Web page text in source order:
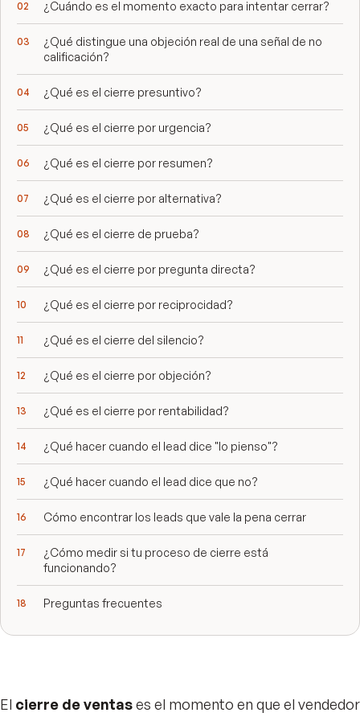
¿Cuándo es el momento exacto para intentar cerrar?
¿Qué distingue una objeción real de una señal de no
calificación?
¿Qué es el cierre presuntivo?
¿Qué es el cierre por urgencia?
¿Qué es el cierre por resumen?
¿Qué es el cierre por alternativa?
¿Qué es el cierre de prueba?
¿Qué es el cierre por pregunta directa?
¿Qué es el cierre por reciprocidad?
¿Qué es el cierre del silencio?
¿Qué es el cierre por objeción?
¿Qué es el cierre por rentabilidad?
¿Qué hacer cuando el lead dice "lo pienso"?
¿Qué hacer cuando el lead dice que no?
Cómo encontrar los leads que vale la pena cerrar
¿Cómo medir si tu proceso de cierre está
funcionando?
Preguntas frecuentes
El cierre de ventases el momento en que el vendedor